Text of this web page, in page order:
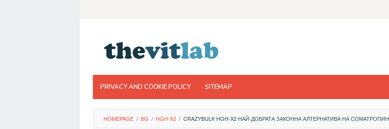
PRIVACY AND COOKIE POLICY SITEMAP
HOMEPAGE / BG / HGH-X2 / CRAZYBULK HGH-X2 НАЙ-ДОБРАТА ЗАКОННА АЛТЕРНАТИВА НА СОМАТРОПИН